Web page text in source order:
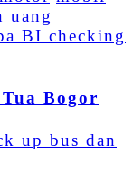
uang
BI checking
Bogor